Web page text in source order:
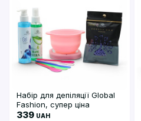
Набір для депіляції Global
Fashion, супер ціна
339 UAH